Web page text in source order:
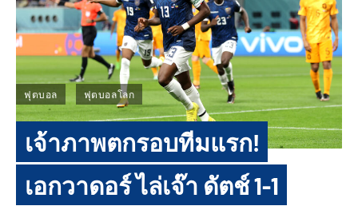
ฟุตบอล ฟุตบอลโลก
เจ้าภาพตกรอบทีมแรก!
เอกวาดอร์ ไล่เจ๊า ดัตช์ 1-1